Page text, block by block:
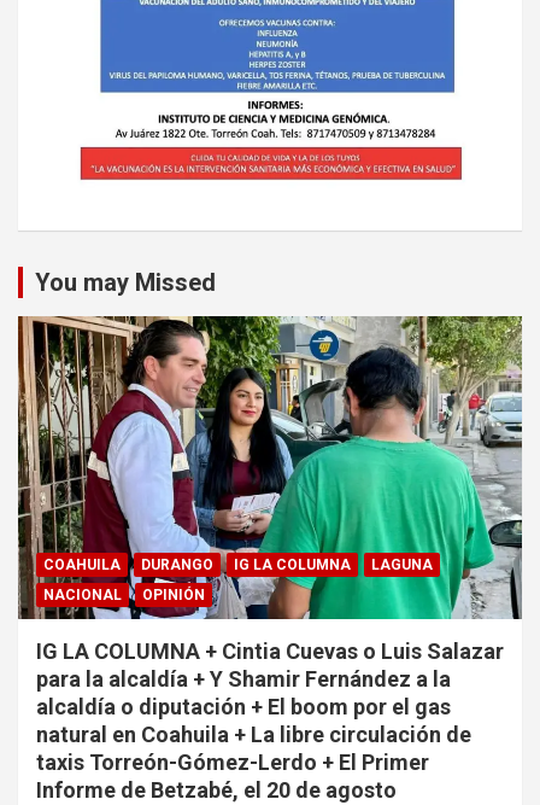
You may Missed
COAHUILA DURANGO IG LA COLUMNA
LAGUNA
NACIONAL
OPINIÓN
IG LA COLUMNA + Cintia Cuevas o Luis Salazar
para la alcaldía + Y Shamir Fernández a la
alcaldía o diputación + El boom por el gas
natural en Coahuila + La libre circulación de
taxis Torreón-Gómez-Lerdo + El Primer
Informe de Betzabé, el 20 de agosto